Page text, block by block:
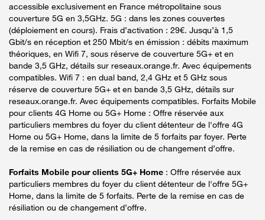
accessible exclusivement en France métropolitaine sous
couverture 5G en 3,5GHz. 5G : dans les zones couvertes
(déploiement en cours). Frais d’activation : 29€. Jusqu’à 1,5
Gbit/s en réception et 250 Mbit/s en émission : débits maximum
théoriques, en Wifi 7, sous réserve de couverture 5G+ et en
bande 3,5 GHz, détails sur reseaux.orange.fr. Avec équipements
compatibles. Wifi 7 : en dual band, 2,4 GHz et 5 GHz sous
réserve de couverture 5G+ et en bande 3,5 GHz, détails sur
reseaux.orange.fr. Avec équipements compatibles. Forfaits Mobile
pour clients 4G Home ou 5G+ Home : Offre réservée aux
particuliers membres du foyer du client détenteur de l'offre 4G
Home ou 5G+ Home, dans la limite de 5 forfaits par foyer. Perte
de la remise en cas de résiliation ou de changement d’offre.
Forfaits Mobile pour clients 5G+ Home : Offre réservée aux
particuliers membres du foyer du client détenteur de l'offre 5G+
Home, dans la limite de 5 forfaits. Perte de la remise en cas de
résiliation ou de changement d’offre.